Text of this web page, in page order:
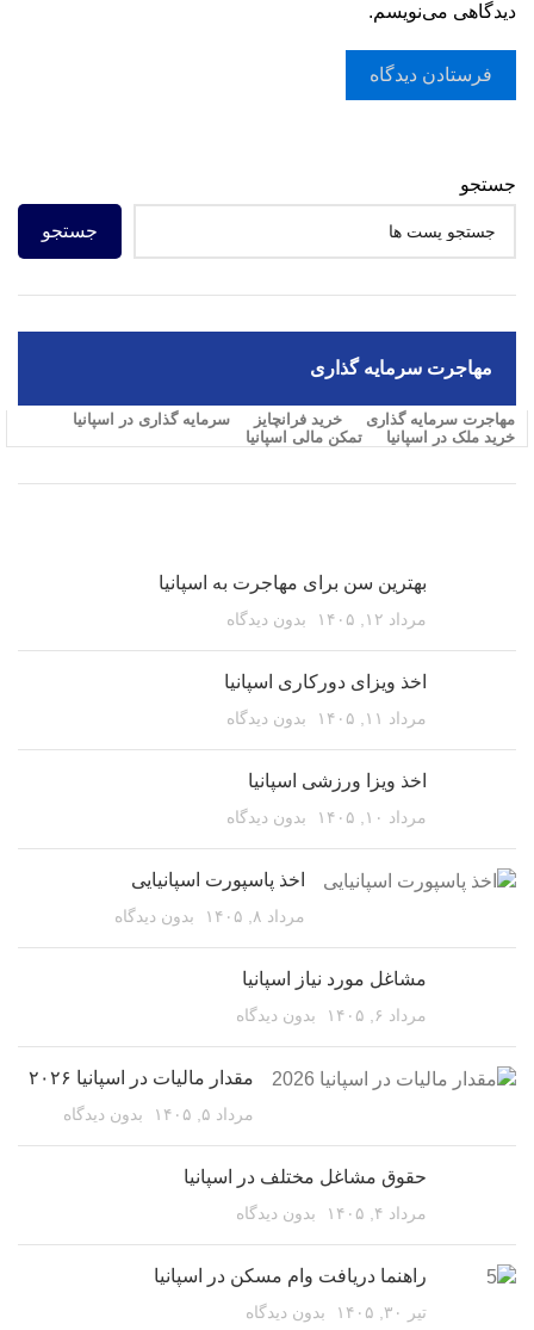
دیدگاهی می‌نویسم.
جستجو
جستجو
مهاجرت سرمایه گذاری
مهاجرت سرمایه گذاری خرید فرانچایز
سرمایه گذاری در اسپانیا
خرید ملک در اسپانیا
تمکن مالی اسپانیا
بهترین سن برای مهاجرت به اسپانیا
مرداد ۱۲, ۱۴۰۵ بدون دیدگاه
اخذ ویزای دورکاری اسپانیا
مرداد ۱۱, ۱۴۰۵ بدون دیدگاه
اخذ ویزا ورزشی اسپانیا
مرداد ۱۰, ۱۴۰۵ بدون دیدگاه
اخذ پاسپورت اسپانیایی
مرداد ۸, ۱۴۰۵ بدون دیدگاه
مشاغل مورد نیاز اسپانیا
مرداد ۶, ۱۴۰۵ بدون دیدگاه
مقدار مالیات در اسپانیا ۲۰۲۶
مرداد ۵, ۱۴۰۵ بدون دیدگاه
حقوق مشاغل مختلف در اسپانیا
مرداد ۴, ۱۴۰۵ بدون دیدگاه
راهنما دریافت وام مسکن در اسپانیا
تیر ۳۰, ۱۴۰۵ بدون دیدگاه